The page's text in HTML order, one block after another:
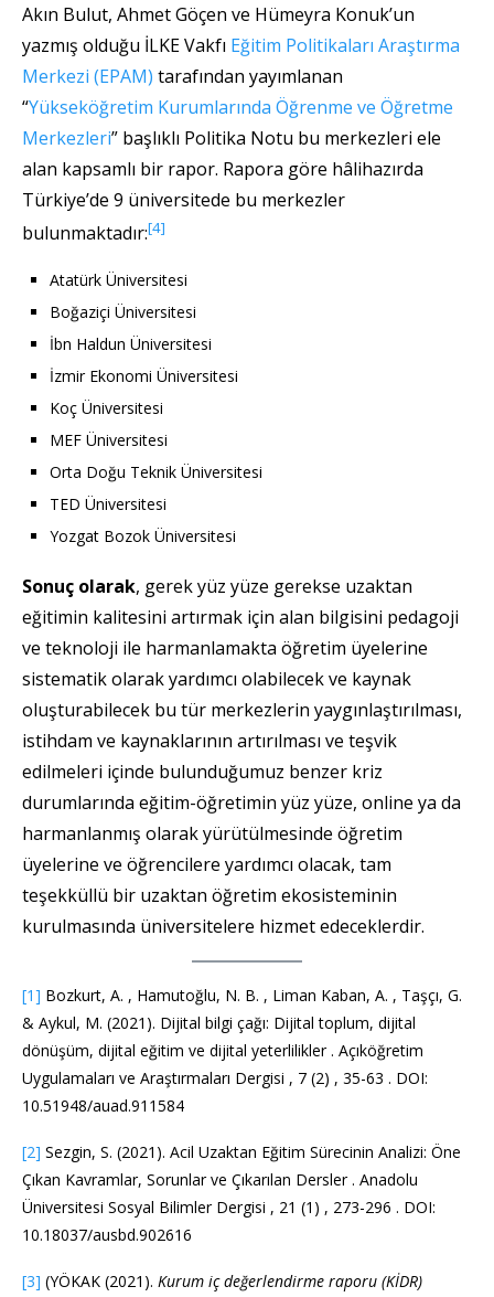
Akın Bulut, Ahmet Göçen ve Hümeyra Konuk’un
yazmış olduğu İLKE Vakfı Eğitim Politikaları Araştırma
Merkezi (EPAM) tarafından yayımlanan
“Yükseköğretim Kurumlarında Öğrenme ve Öğretme
Merkezleri” başlıklı Politika Notu bu merkezleri ele
alan kapsamlı bir rapor. Rapora göre hâlihazırda
Türkiye’de 9 üniversitede bu merkezler
bulunmaktadır:[4]
Atatürk Üniversitesi
Boğaziçi Üniversitesi
İbn Haldun Üniversitesi
İzmir Ekonomi Üniversitesi
Koç Üniversitesi
MEF Üniversitesi
Orta Doğu Teknik Üniversitesi
TED Üniversitesi
Yozgat Bozok Üniversitesi
Sonuç olarak, gerek yüz yüze gerekse uzaktan
eğitimin kalitesini artırmak için alan bilgisini pedagoji
ve teknoloji ile harmanlamakta öğretim üyelerine
sistematik olarak yardımcı olabilecek ve kaynak
oluşturabilecek bu tür merkezlerin yaygınlaştırılması,
istihdam ve kaynaklarının artırılması ve teşvik
edilmeleri içinde bulunduğumuz benzer kriz
durumlarında eğitim-öğretimin yüz yüze, online ya da
harmanlanmış olarak yürütülmesinde öğretim
üyelerine ve öğrencilere yardımcı olacak, tam
teşekküllü bir uzaktan öğretim ekosisteminin
kurulmasında üniversitelere hizmet edeceklerdir.
[1] Bozkurt, A. , Hamutoğlu, N. B. , Liman Kaban, A. , Taşçı, G.
& Aykul, M. (2021). Dijital bilgi çağı: Dijital toplum, dijital
dönüşüm, dijital eğitim ve dijital yeterlilikler . Açıköğretim
Uygulamaları ve Araştırmaları Dergisi , 7 (2) , 35-63 . DOI:
10.51948/auad.911584
[2] Sezgin, S. (2021). Acil Uzaktan Eğitim Sürecinin Analizi: Öne
Çıkan Kavramlar, Sorunlar ve Çıkarılan Dersler . Anadolu
Üniversitesi Sosyal Bilimler Dergisi , 21 (1) , 273-296 . DOI:
10.18037/ausbd.902616
[3] (YÖKAK (2021). Kurum iç değerlendirme raporu (KİDR)